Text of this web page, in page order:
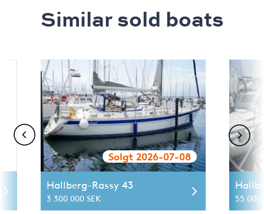
Similar sold boats
Solgt 2026-07-08
Hallberg-Rassy 43
3 300 000 SEK 55 000